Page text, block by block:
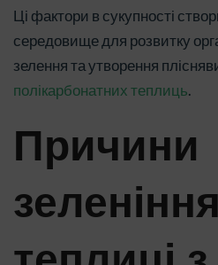
Ці фактори в сукупності
середовище для розвитку
зелення та утворення
полікарбонатних теплиць.
Причини
зеленіння